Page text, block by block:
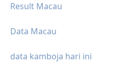
Result Macau
Data Macau
data kamboja hari ini